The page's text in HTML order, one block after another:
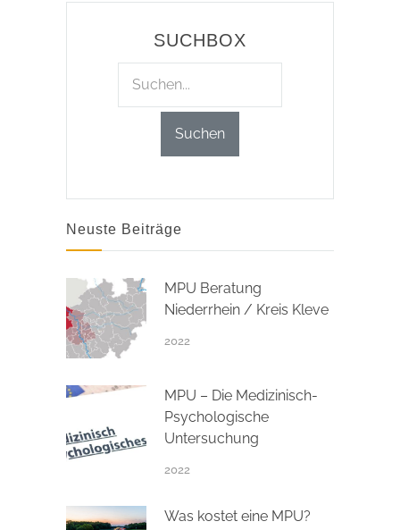
SUCHBOX
Neuste Beiträge
MPU Beratung
Niederrhein / Kreis Kleve
2022
MPU – Die Medizinisch-
Psychologische
Untersuchung
2022
Was kostet eine MPU?